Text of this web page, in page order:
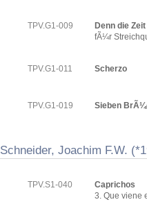
TPV.G1-009
Denn die
fÃ¼r
TPV.G1-011 Scherzo
TPV.G1-019 Sieben
Schneider, Joachim F.W.
TPV.S1-040
Caprichos
3. Que viene